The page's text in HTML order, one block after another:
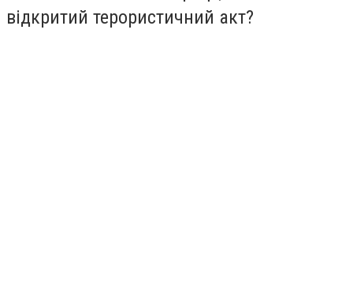
відкритий терористичний акт?